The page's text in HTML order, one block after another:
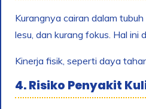
Kurangnya cairan dalam
lesu, dan kurang fokus. Hal ini
Kinerja fisik, seperti daya
4. Risiko Penyakit